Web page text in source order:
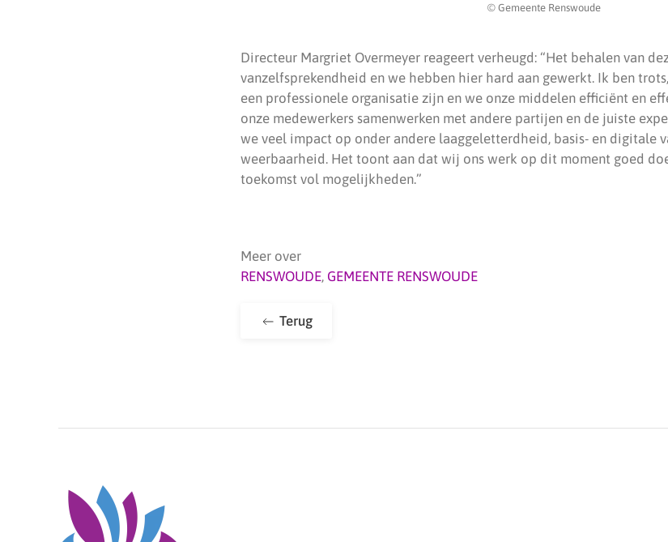
© Gemeente Renswoude
Directeur Margriet Overmeyer reageert verheugd: “Het behalen van
vanzelfsprekendheid en we hebben hier hard aan gewerkt. Ik ben
een professionele organisatie zijn en we onze middelen efficiënt en
onze medewerkers samenwerken met andere partijen en de juiste
we veel impact op onder andere laaggeletterdheid, basis- en digitale
weerbaarheid. Het toont aan dat wij ons werk op dit moment goed
toekomst vol mogelijkheden.”
Meer over
RENSWOUDE, GEMEENTE RENSWOUDE
Terug